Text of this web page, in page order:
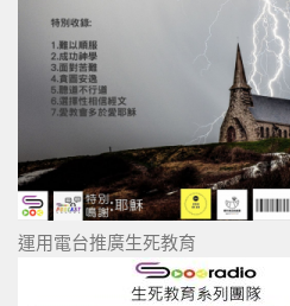
運用電台推廣生死教育